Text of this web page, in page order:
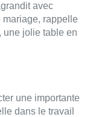
avec
mariage, rappelle
une jolie table en
une importante
dans le travail